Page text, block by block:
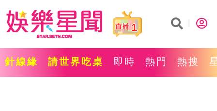
1
針線緣 請世界吃桌 即時 熱門 熱搜